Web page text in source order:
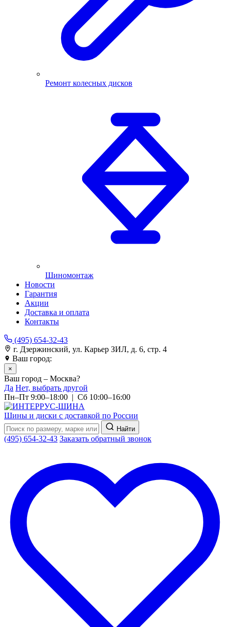
Ремонт колесных дисков
Шиномонтаж
Новости
Гарантия
Акции
Доставка и оплата
Контакты
(495) 654-32-43
г. Дзержинский, ул. Карьер ЗИЛ, д. 6, стр. 4
Ваш город:
×
Ваш город – Москва?
Да Нет, выбрать другой
Пн–Пт 9:00–18:00 | Сб 10:00–16:00
Шины и диски с доставкой по России
Найти
(495) 654-32-43 Заказать обратный звонок